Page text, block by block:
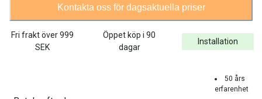
Kontakta oss för dagsaktuella priser
Fri frakt över999
SEK
Öppet köp i 90
dagar
Installation
50 års
erfarenhet